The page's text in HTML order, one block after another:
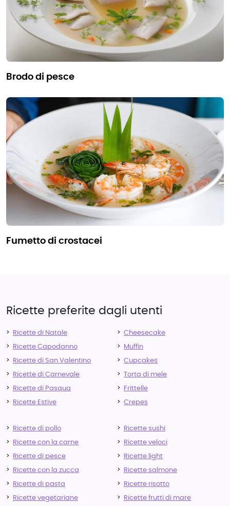
brodo di pesce
fumetto di crostacei
Ricette preferite dagli utenti
Ricette di Natale
Ricette Capodanno
Ricette di San Valentino
Ricette di Carnevale
Ricette di Pasqua
Ricette Estive
Cheesecake
Muffin
Cupcakes
Torta di mele
Frittelle
Crepes
Ricette di pollo
Ricette con la carne
Ricette di pesce
Ricette con la zucca
Ricette di pasta
Ricette vegetariane
Ricette sushi
Ricette veloci
Ricette light
Ricette salmone
Ricette risotto
Ricette frutti di mare